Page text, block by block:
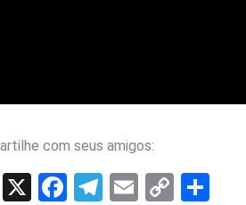
com seus amigos:
X F T E C S